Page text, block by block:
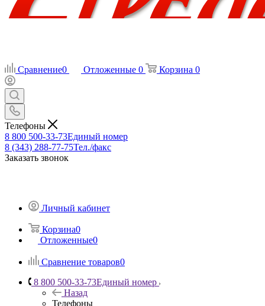
Сравнение0 Отложенные 0 Корзина 0
Телефоны
8 800 500-33-73Единый номер
8 (343) 288-77-75Тел./факс
Заказать звонок
Личный кабинет
Корзина0
Отложенные0
Сравнение товаров0
8 800 500-33-73Единый номер
Назад
Телефоны